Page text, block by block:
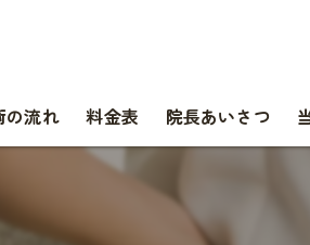
の流れ 料金表 院長あいさつ